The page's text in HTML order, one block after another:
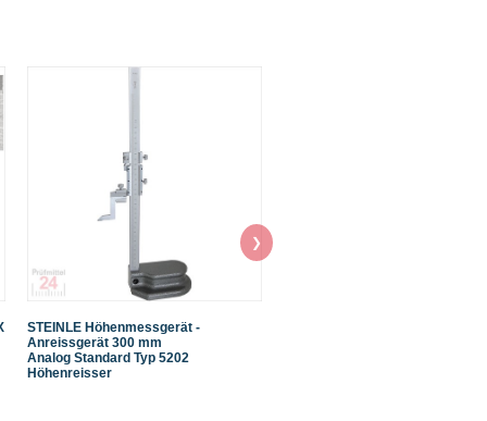
STEINLE Höhenmessgerät -
Anreissgerät 300 mm
Analog Standard Typ 5202
Höhenreisser
❯